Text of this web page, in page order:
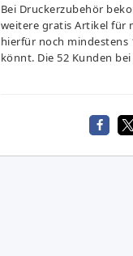
Bei Druckerzubehör
weitere gratis Artikel für
hierfür noch mindestens
könnt. Die 52 Kunden